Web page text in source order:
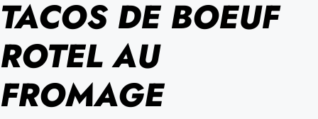
TACOS DE BOEUF
ROTEL AU
FROMAGE